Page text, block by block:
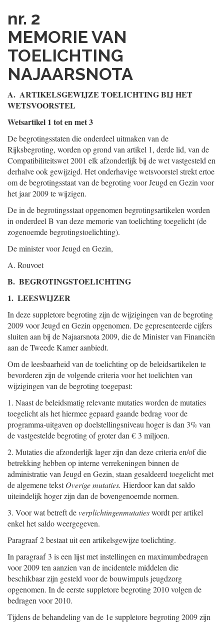
nr. 2
MEMORIE VAN
TOELICHTING
NAJAARSNOTA
A. ARTIKELSGEWIJZE TOELICHTING BIJ HET
WETSVOORSTEL
Wetsartikel 1 tot en met 3
De begrotingsstaten die onderdeel uitmaken van de
Rijksbegroting, worden op grond van artikel 1, derde lid, van de
Compatibiliteitswet 2001 elk afzonderlijk bij de wet vastgesteld en
derhalve ook gewijzigd. Het onderhavige wetsvoorstel strekt ertoe
om de begrotingsstaat van de begroting voor Jeugd en Gezin voor
het jaar 2009 te wijzigen.
De in de begrotingsstaat opgenomen begrotingsartikelen worden
in onderdeel B van deze memorie van toelichting toegelicht (de
zogenoemde begrotingstoelichting).
De minister voor Jeugd en Gezin,
A. Rouvoet
B. BEGROTINGSTOELICHTING
1. LEESWIJZER
In deze suppletore begroting zijn de wijzigingen van de begroting
2009 voor Jeugd en Gezin opgenomen. De gepresenteerde cijfers
sluiten aan bij de Najaarsnota 2009, die de Minister van Financiën
aan de Tweede Kamer aanbiedt.
Om de leesbaarheid van de toelichting op de beleidsartikelen te
bevorderen zijn de volgende criteria voor het toelichten van
wijzigingen van de begroting toegepast:
1. Naast de beleidsmatig relevante mutaties worden de mutaties
toegelicht als het hiermee gepaard gaande bedrag voor de
programma-uitgaven op doelstellingsniveau hoger is dan 3% van
de vastgestelde begroting of groter dan € 3 miljoen.
2. Mutaties die afzonderlijk lager zijn dan deze criteria en/of die
betrekking hebben op interne verrekeningen binnen de
administratie van Jeugd en Gezin, staan gesaldeerd toegelicht met
de algemene tekstOverige mutaties. Hierdoor kan dat saldo
uiteindelijk hoger zijn dan de bovengenoemde normen.
3. Voor wat betreft deverplichtingenmutatieswordt per artikel
enkel het saldo weergegeven.
Paragraaf 2 bestaat uit een artikelsgewijze toelichting.
In paragraaf 3 is een lijst met instellingen en maximumbedragen
voor 2009 ten aanzien van de incidentele middelen die
beschikbaar zijn gesteld voor de bouwimpuls jeugdzorg
opgenomen. In de eerste suppletore begroting 2010 volgen de
bedragen voor 2010.
Tijdens de behandeling van de 1e suppletore begroting 2009 zijn